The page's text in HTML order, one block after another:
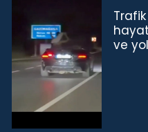
ve